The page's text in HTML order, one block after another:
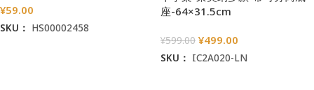
¥59.00
SKU： HS00002458
座-64×31.5cm
¥599.00 ¥499.00
SKU： IC2A020-LN